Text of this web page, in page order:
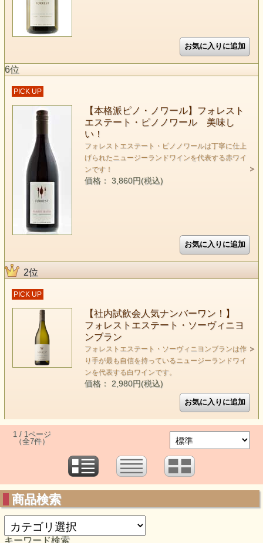
6位
PICK UP
【本格派ピノ・ノワール】フォレスト
エステート・ピノノワール 美味し
い！
フォレストエステート・ピノノワールは丁寧に仕上
げられたニュージーランドワインを代表する赤ワイ
ンです！
価格： 3,860円(税込)
2位
PICK UP
【社内試飲会人気ナンバーワン！】
フォレストエステート・ソーヴィニヨ
ンブラン
フォレストエステート・ソーヴィニヨンブランは作
り手が最も自信を持っているニュージーランドワイ
ンを代表する白ワインです。
価格： 2,980円(税込)
1 / 1ページ
（全7件）
商品検索
キーワード検索